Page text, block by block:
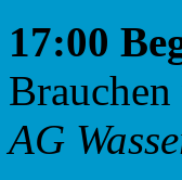
17:00
AG